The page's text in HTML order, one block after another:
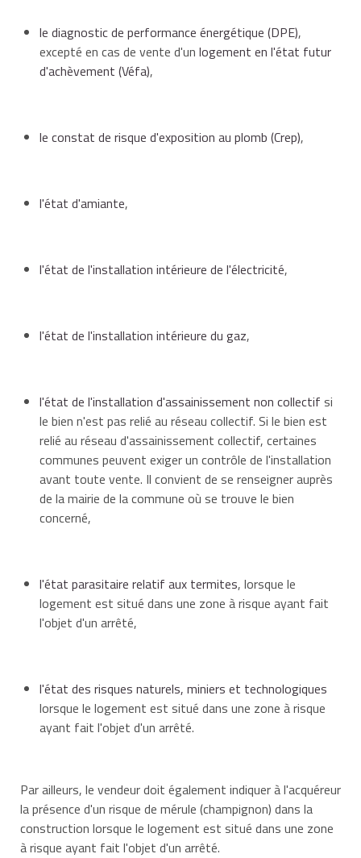
le diagnostic de performance énergétique (DPE),
excepté en cas de vente d'un logement en l'état futur
d'achèvement (Véfa),
le constat de risque d'exposition au plomb (Crep),
l'état d'amiante,
l'état de l'installation intérieure de l'électricité,
l'état de l'installation intérieure du gaz,
l'état de l'installation d'assainissement non collectif si
le bien n'est pas relié au réseau collectif. Si le bien est
relié au réseau d'assainissement collectif, certaines
communes peuvent exiger un contrôle de l'installation
avant toute vente. Il convient de se renseigner auprès
de la mairie de la commune où se trouve le bien
concerné,
l'état parasitaire relatif aux termites, lorsque le
logement est situé dans une zone à risque ayant fait
l'objet d'un arrêté,
l'état des risques naturels, miniers et technologiques
lorsque le logement est situé dans une zone à risque
ayant fait l'objet d'un arrêté.
Par ailleurs, le vendeur doit également indiquer à l'acquéreur
la présence d'un risque de mérule (champignon) dans la
construction lorsque le logement est situé dans une zone
à risque ayant fait l'objet d'un arrêté.